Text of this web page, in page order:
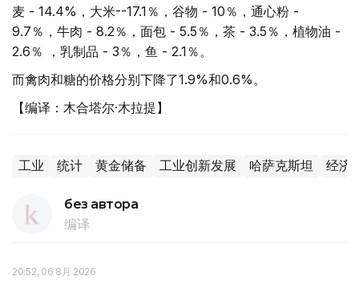
麦 - 14.4%，大米--17.1％，谷物 - 10％，通心粉 -
9.7％，牛肉 - 8.2％，面包 - 5.5％，茶 - 3.5％，植物油 -
2.6％ ，乳制品 - 3％，鱼 - 2.1％。
而禽肉和糖的价格分别下降了1.9%和0.6%。
【编译：木合塔尔·木拉提】
工业 统计 黄金储备 工业创新发展 哈萨克斯坦 经济
без автора
编译
20:52, 06 8月 2026